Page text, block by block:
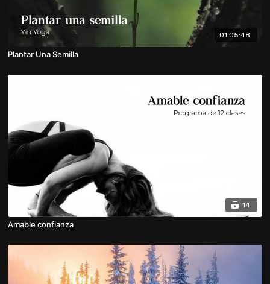
01:05:48
Plantar Una Semilla
14
Amable confianza